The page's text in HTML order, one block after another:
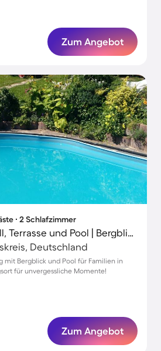
Zum Angebot
∙ 2 Schlafzimmer
Wohnung mit Grill, Terrasse und Pool | Bergblick
Deutschland
mit Bergblick und Pool für Familien in
für unvergessliche Momente!
Zum Angebot